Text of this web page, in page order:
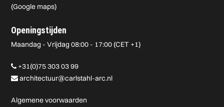
(Google maps)
Openingstijden
Maandag - Vrijdag 08:00 - 17:00 (CET +1)
+31(0)75 303 03 99
architectuur@carlstahl-arc.nl
Algemene voorwaarden